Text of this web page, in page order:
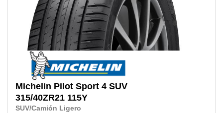
Michelin Pilot Sport 4 SUV
315/40ZR21 115Y
SUV/Camión Ligero